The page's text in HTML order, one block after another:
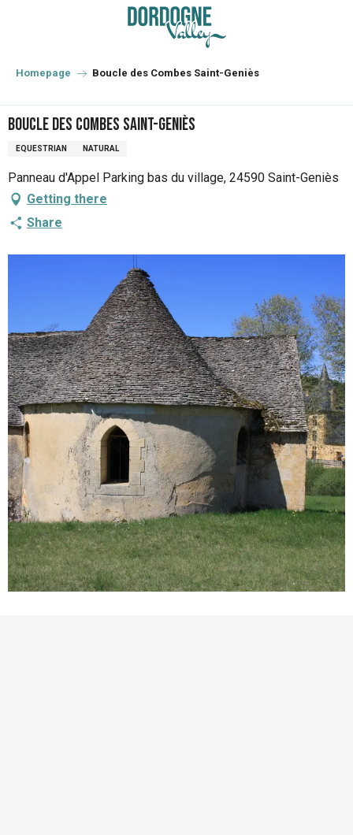
principal
Homepage Boucle des Combes Saint-Geniès
Boucle des Combes Saint-Geniès
EQUESTRIAN NATURAL
Panneau d'Appel Parking bas du village, 24590 Saint-Geniès
Getting there
Share